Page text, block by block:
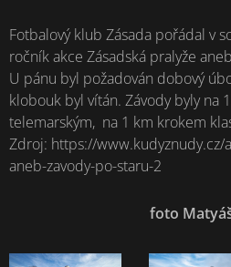
Fotbalový klub Zásada pořádal v
ročník akce Zásadská pralyže
U pánu byl požadován dobový
klobouk byl vítán. Závody byly na
telemarským, na 1 km krokem
Zdroj: https://www.kudyznudy.cz/
aneb-zavody-po-staru-2
foto